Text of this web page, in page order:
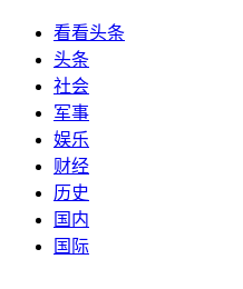
看看头条
头条
社会
军事
娱乐
财经
历史
国内
国际